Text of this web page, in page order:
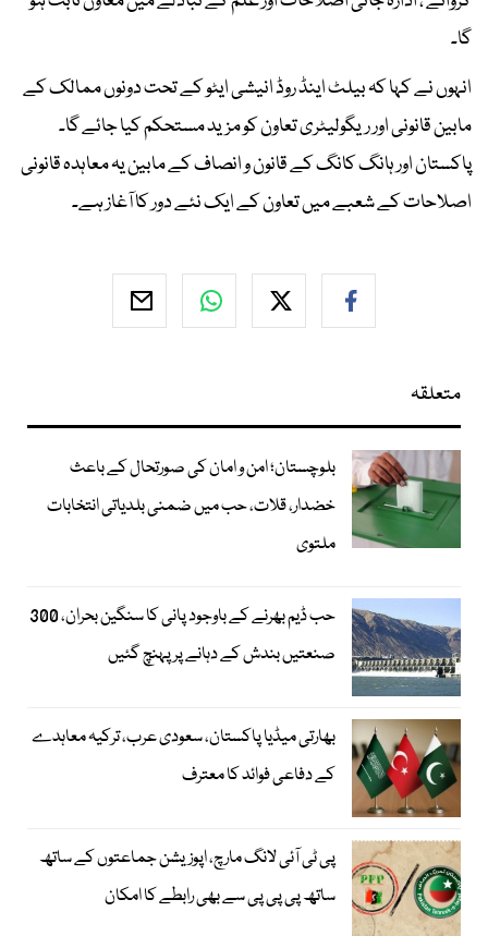
گا۔
انہوں نے کہا کہ بیلٹ اینڈ روڈ انیشی ایٹو کے تحت دونوں ممالک کے
مابین قانونی اور ریگولیٹری تعاون کو مزید مستحکم کیا جائے گا۔
پاکستان اور ہانگ کانگ کے قانون و انصاف کے مابین یہ معاہدہ قانونی
اصلاحات کے شعبے میں تعاون کے ایک نئے دور کا آغاز ہے۔
متعلقہ
بلوچستان؛ امن و امان کی صورتحال کے باعث
خضدار، قلات، حب میں ضمنی بلدیاتی انتخابات
ملتوی
حب ڈیم بھرنے کے باوجود پانی کا سنگین بحران، 300
صنعتیں بندش کے دہانے پر پہنچ گئیں
بھارتی میڈیا پاکستان، سعودی عرب، ترکیہ معاہدے
کے دفاعی فوائد کا معترف
پی ٹی آئی لانگ مارچ، اپوزیشن جماعتوں کے ساتھ
ساتھ پی پی پی سے بھی رابطے کا امکان